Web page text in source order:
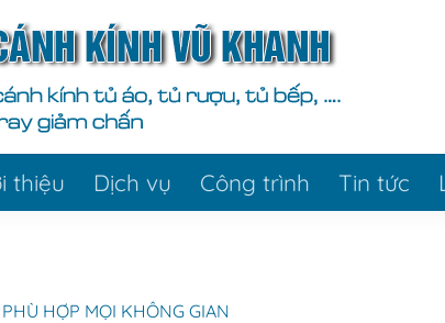
thiệu Dịch vụ Công trình Tin tức
HỢP MỌI KHÔNG GIAN